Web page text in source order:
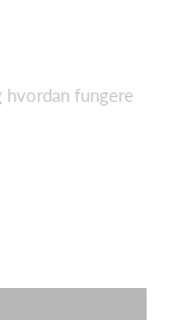
fungere